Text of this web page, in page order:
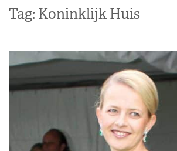
Tag: Koninklijk Huis